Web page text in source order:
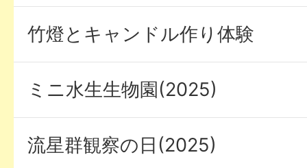
竹燈とキャンドル作り体験
ミニ水生生物園(2025)
流星群観察の日(2025)